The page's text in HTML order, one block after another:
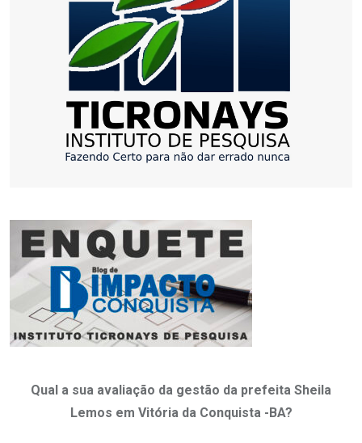
Qual a sua avaliação da gestão da prefeita Sheila
Lemos em Vitória da Conquista -BA?